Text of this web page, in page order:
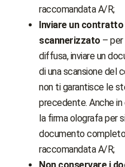
raccomandata A/R;
Inviare un
scannerizzato –
diffusa, inviare un
di una scansione del
non ti garantisce le
precedente. Anche
la firma olografa per
documento
raccomandata A/R;